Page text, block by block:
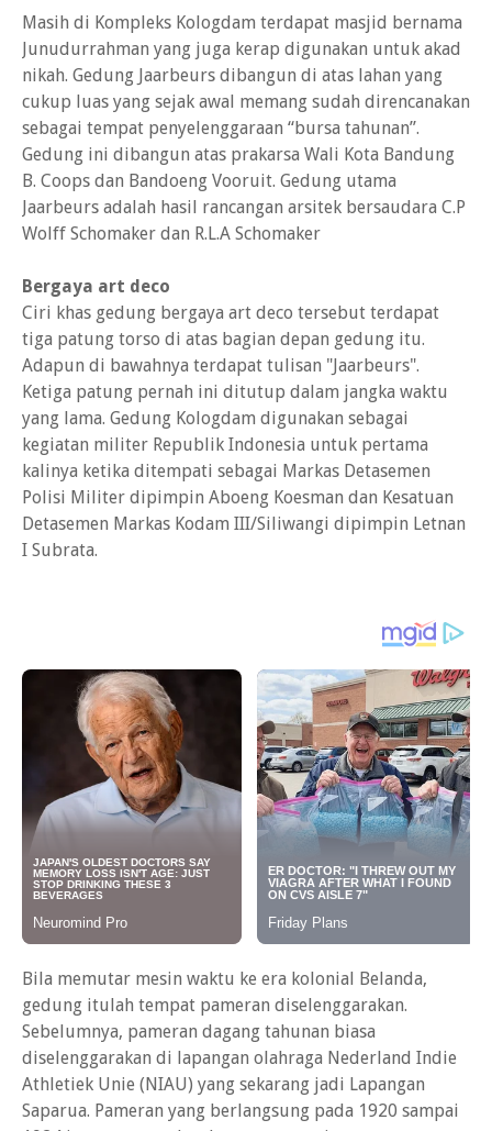
Masih di Kompleks Kologdam terdapat masjid bernama
Junudurrahman yang juga kerap digunakan untuk akad
nikah. Gedung Jaarbeurs dibangun di atas lahan yang
cukup luas yang sejak awal memang sudah direncanakan
sebagai tempat penyelenggaraan “bursa tahunan”.
Gedung ini dibangun atas prakarsa Wali Kota Bandung
B. Coops dan Bandoeng Vooruit. Gedung utama
Jaarbeurs adalah hasil rancangan arsitek bersaudara C.P
Wolff Schomaker dan R.L.A Schomaker
Bergaya art deco
Ciri khas gedung bergaya art deco tersebut terdapat
tiga patung torso di atas bagian depan gedung itu.
Adapun di bawahnya terdapat tulisan "Jaarbeurs".
Ketiga patung pernah ini ditutup dalam jangka waktu
yang lama. Gedung Kologdam digunakan sebagai
kegiatan militer Republik Indonesia untuk pertama
kalinya ketika ditempati sebagai Markas Detasemen
Polisi Militer dipimpin Aboeng Koesman dan Kesatuan
Detasemen Markas Kodam III/Siliwangi dipimpin Letnan
I Subrata.
Bila memutar mesin waktu ke era kolonial Belanda,
gedung itulah tempat pameran diselenggarakan.
Sebelumnya, pameran dagang tahunan biasa
diselenggarakan di lapangan olahraga Nederland Indie
Athletiek Unie (NIAU) yang sekarang jadi Lapangan
Saparua. Pameran yang berlangsung pada 1920 sampai